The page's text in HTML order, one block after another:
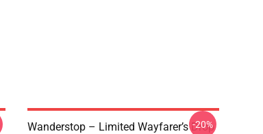
Wanderstop – Limited Wayfarer’s Drop
-20%